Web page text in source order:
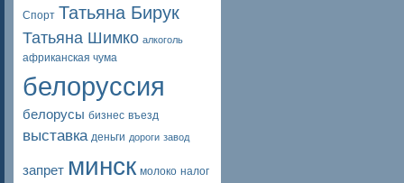
Спорт Татьяна Бирук
Татьяна Шимко алкоголь
африканская чума
белоруссия
белорусы бизнес въезд
выставка деньги дороги завод
запрет минск молоко налог